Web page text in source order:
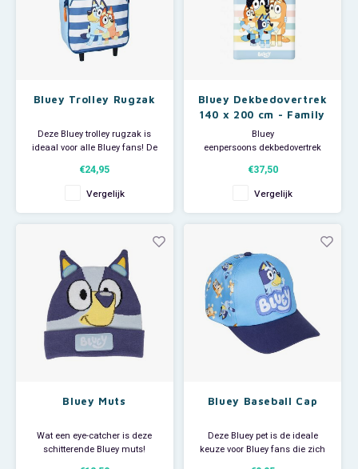
Bluey Trolley Rugzak
Deze Bluey trolley rugzak is
ideaal voor alle Bluey fans! De
hoofdvak en een voorvak welke
beiden sluiten d.m.v. een rits.
De koffer heeft een all-over print
van Bluey en Bingo en op het
€24,95
Vergelijk
Bluey Dekbedovertrek
140 x 200 cm - Family
Bluey
eenpersoons dekbedovertrek
Deze vrolijke dekbedhoes is
dubbelzijdig te gebruiken.
Afmeting dekbedovertrek: 140 x
200 cm. Afmeting kussensloop
€37,50
Vergelijk
Bluey Muts
Wat een eye-catcher is deze
schitterende Bluey muts!
Bluey Baseball Cap
Deze Bluey pet is de ideale
keuze voor Bluey fans die zich